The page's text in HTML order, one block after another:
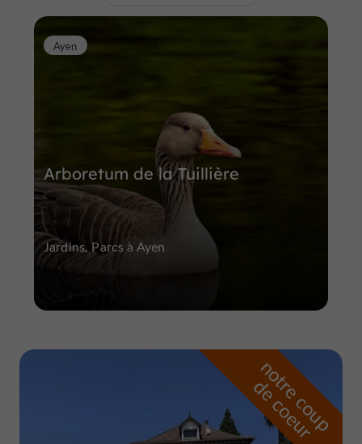
Arboretum de la Tuillière
Ayen
Jardins, Parcs à Ayen
n
o
t
r
e
c
o
u
p
d
e
c
o
e
u
r